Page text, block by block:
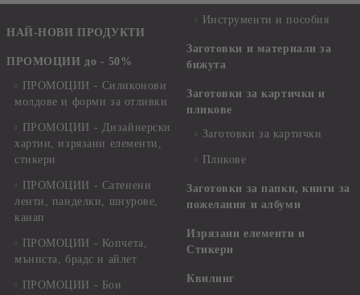
НАЙ-НОВИ ПРОДУКТИ
ПРОМОЦИИ до - 50%
ПРОМОЦИИ - Силиконови
молдове и форми за отливки
ПРОМОЦИИ - Дизайнерски
хартии, изрязани елементи,
стикери
ПРОМОЦИИ - Сатенени
ленти, панделки, шнурове,
канап
ПРОМОЦИИ - Копчета,
мъниста, брадс и айлет
ПРОМОЦИИ - Бои
Инструменти и пособия
Заготовки и материали за
бижута
Заготовки за картички и
пликове
Заготовки за картички
Пликове
Заготовки за папки, книги за
пожелания и албуми
Изрязани елементи и
Стикери
Квилинг